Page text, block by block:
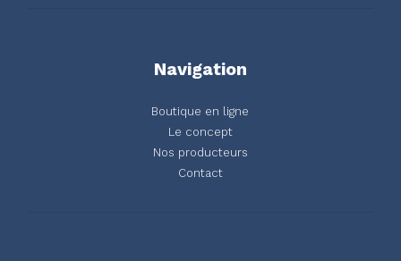
Navigation
Boutique en ligne
Le concept
Nos producteurs
Contact